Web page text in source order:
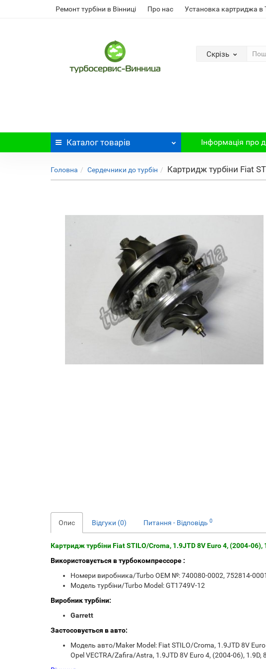
Ремонт турбіни в Вінниці Про нас Установка картриджа в
Скрізь
Каталог товарів Інформація про
Головна Сердечники до турбін Картридж турбіни Fiat
Опис Відгуки (0) Питання - Відповідь 0
Картридж турбіни Fiat STILO/Croma, 1.9JTD 8V Euro 4, (2004-06),
Використовується в турбокомпрессоре :
Номери виробника/Turbo OEM №: 740080-0002, 752814-
Модель турбіни/Turbo Model: GT1749V-12
Виробник турбіни:
Garrett
Застосовується в авто:
Модель авто/Maker Model: Fiat STILO/Croma, 1.9JTD 8V
Opel VECTRA/Zafira/Astra, 1.9JTD 8V Euro 4, (2004-06), 1.9D,